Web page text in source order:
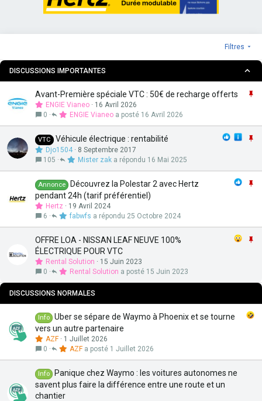
Filtres
DISCUSSIONS IMPORTANTES
o
Avant-Première spéciale VTC : 50€ de recharge offerts
ENGIE Vianeo
16 Avril 2026
0
16 Avril 2026
ENGIE Vianeo
VTC Véhicule électrique : rentabilité
Djo1504
8 Septembre 2017
105
16 Mai 2025
Mister zak
r
Annonce
Découvrez la Polestar 2 avec Hertz
pendant 24h (tarif préférentiel)
Hertz
19 Avril 2024
6
25 Octobre 2024
fabwfs
r
a
OFFRE LOA - NISSAN LEAF NEUVE 100%
ÉLECTRIQUE POUR VTC
Rental Solution
15 Juin 2023
0
15 Juin 2023
Rental Solution
DISCUSSIONS NORMALES
Info
Uber se sépare de Waymo à Phoenix et se tourne
vers un autre partenaire
AZF
1 Juillet 2026
0
1 Juillet 2026
AZF
Info
Panique chez Waymo : les voitures autonomes ne
savent plus faire la différence entre une route et un
chantier